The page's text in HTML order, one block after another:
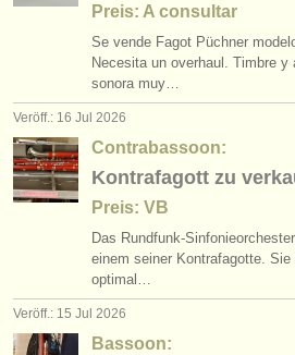
Preis: A consultar
Se vende Fagot Püchner
Necesita un overhaul. Timbre
sonora muy…
Veröff.: 16 Jul 2026
Contrabassoon:
Kontrafagott zu
Preis: VB
Das Rundfunk-
einem seiner Kontrafagotte.
optimal…
Veröff.: 15 Jul 2026
Bassoon: